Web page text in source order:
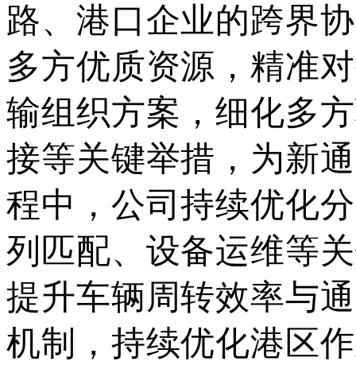
路、港口企业的跨界
多方优质资源，精准
输组织方案，细化多
接等关键举措，为新
程中，公司持续优化
列匹配、设备运维等
提升车辆周转效率与
机制，持续优化港区